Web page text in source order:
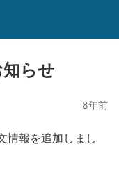
らせ
8年前
情報を追加しまし